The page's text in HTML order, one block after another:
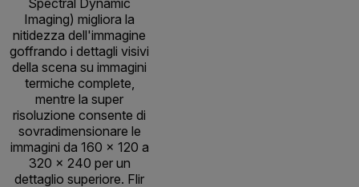
Imaging) migliora la
nitidezza dell'immagine
goffrando i dettagli visivi
della scena su immagini
termiche complete,
mentre la super
risoluzione consente di
sovradimensionare le
immagini da 160 × 120 a
320 × 240 per un
dettaglio superiore. Flir